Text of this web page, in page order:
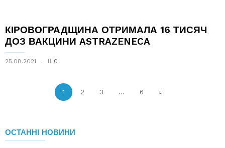
КІРОВОГРАДЩИНА ОТРИМАЛА 16 ТИСЯЧ
ДОЗ ВАКЦИНИ ASTRAZENECA
25.08.2021 0
1 2 3 ... 6
ОСТАННІ НОВИНИ